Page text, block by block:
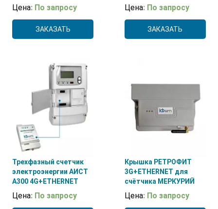
Цена: По запросу
ЗАКАЗАТЬ
Цена: По запросу
ЗАКАЗАТЬ
Трехфазный счетчик
электроэнергии АИСТ
А300 4G+ETHERNET
Цена: По запросу
Крышка РЕТРОФИТ
3G+ETHERNET для
счётчика МЕРКУРИЙ
Цена: По запросу